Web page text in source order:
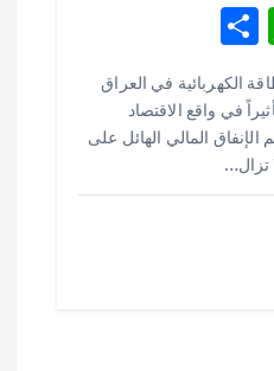
W
h
at
s
A
S
h
ar
e
الكهربائية في العراق
في واقع الاقتصاد
الإنفاق المالي الهائل على
تزال…
كلباء الاماراتية